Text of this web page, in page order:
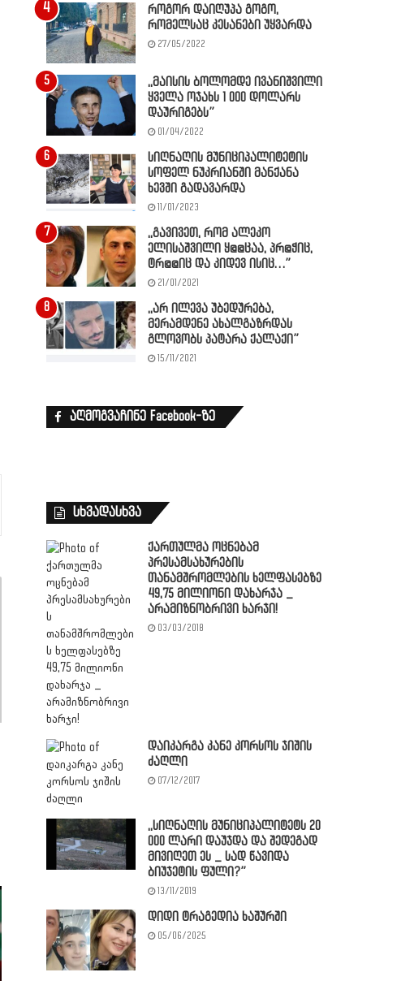
როგორ დაიღუპა გოგო,
რომელსაც კესანები უყვარდა
27/05/2022
,,მაისის ბოლომდე ივანიშვილი
ყველა ოჯახს 1 000 დოლარს
დაურიგებს”
01/04/2022
სიღნაღის მუნიციპალიტეტის
სოფელ ნუკრიანში მანქანა
ხევში გადავარდა
11/01/2023
,,გავივეთ, რომ ალეკო
ელისაშვილი ყ@@ცაა, პრ@ჭიც,
ტრ@@იც და კიდევ ისიც…”
21/01/2021
,,არ ილევა უბედურება,
მერამდენე ახალგაზრდას
გლოვობს პატარა ქალაქი”
15/11/2021
აღმოგვაჩინე Facebook-ზე
სხვადასხვა
ქართულმა ოცნებამ
პრესამსახურების
თანამშრომლების ხელფასებზე
49,75 მილიონი დახარჯა _
არამიზნობრივი ხარჯი!
03/03/2018
დაიკარგა კანე კორსოს ჯიშის
ძაღლი
07/12/2017
,,სიღნაღის მუნიციპალიტეტს 20
000 ლარი დაუჯდა და შედეგად
მივიღეთ ეს _ სად წავიდა
ბიუჯეტის ფული?”
13/11/2019
დიდი ტრაგედია ხაშურში
05/06/2025